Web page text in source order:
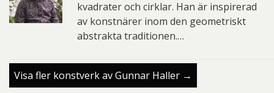
kvadrater och cirklar. Han är inspirerad
av konstnärer inom den geometriskt
abstrakta traditionen.…
Visa fler konstverk av Gunnar Haller →